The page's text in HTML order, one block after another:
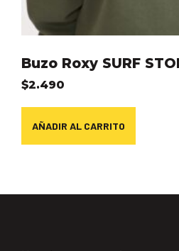
Buzo Roxy SURF
$2.490
AÑADIR AL CARRITO